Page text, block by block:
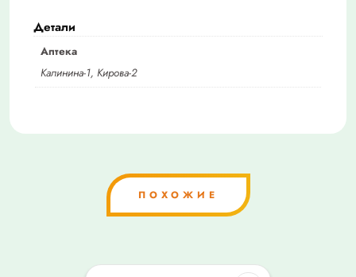
Детали
Аптека
Калинина-1, Кирова-2
ПОХОЖИЕ